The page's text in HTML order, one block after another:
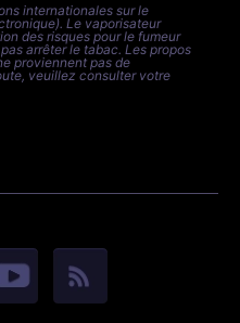
internationales sur le
Le vaporisateur
des risques pour le fumeur
arrêter le tabac. Les propos
proviennent pas de
veuillez consulter votre